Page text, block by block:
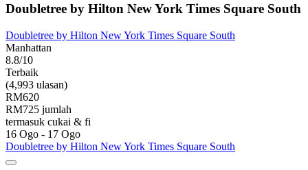
Doubletree by Hilton New York Times Square South
Doubletree by Hilton New York Times Square South
Manhattan
8.8/10
Terbaik
(4,993 ulasan)
RM620
RM725 jumlah
termasuk cukai & fi
16 Ogo - 17 Ogo
Doubletree by Hilton New York Times Square South